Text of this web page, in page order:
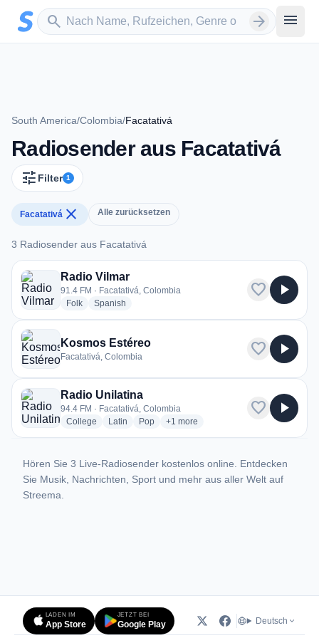
Zum Hauptinhalt springen
search
Sender suchen arrow_forward menu
South America/Colombia/Facatativá
Radiosender aus Facatativá
tune Filter 1
Facatativá close Alle zurücksetzen
3 Radiosender aus Facatativá
3 Radiosender aus Facatativá
Radio Vilmar
91.4 FM · Facatativá, Colombia
Folkradio stations
Spanish
favorite play_arrow
Kosmos Estéreo
Facatativá, Colombia favorite play_arrow
Radio Unilatina
94.4 FM · Facatativá, Colombia
College radio stations
Latin radio stations
Popradio stations
+1 more genres for Radio Unilatina
more
favorite play_arrow
Hören Sie 3 Live-Radiosender kostenlos online. Entdecken
Sie Musik, Nachrichten, Sport und mehr aus aller Welt auf
Streema.
LADEN IM
App Store
JETZT BEI
Google Play Deutsch